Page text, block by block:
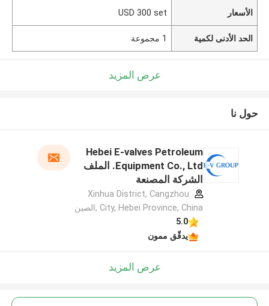
الأسعار USD 300 set
الحد الأدنى لكمية 1 مجموعة
عرض المزيد
حول نا
Hebei E-valves Petroleum
Equipment Co., Ltd. الملف
الشركة المصنعة
Xinhua District, Cangzhou
City, Hebei Province, China ,الصين
5.0
يدقّق ممون
عرض المزيد